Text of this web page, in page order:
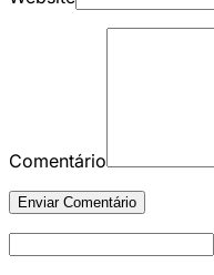
Comentário